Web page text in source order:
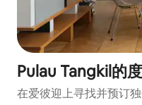
Pulau Tangkil的
在爱彼迎上寻找并预订